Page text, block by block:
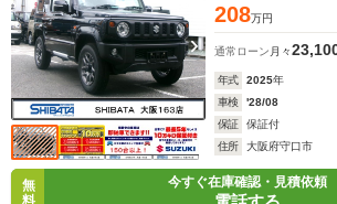
208万円
通常ローン 月々
年式 2025年
車検
'28/08
保証
保証付
住所
大阪府守口市
無
料
今すぐ在庫確認・見積依頼